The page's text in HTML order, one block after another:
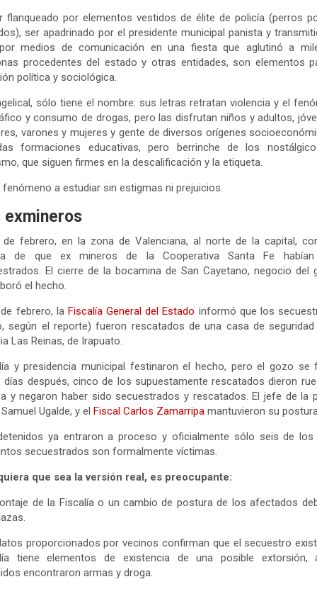
flanqueado por elementos vestidos de élite de policía (perros
ser apadrinado por el presidente municipal panista y
medios de comunicación en una fiesta que aglutinó a
procedentes del estado y otras entidades, son elementos
política y sociológica.
sólo tiene el nombre: sus letras retratan violencia y el
y consumo de drogas, pero las disfrutan niños y adultos,
varones y mujeres y gente de diversos orígenes
formaciones educativas, pero berrinche de los
que siguen firmes en la descalificación y la etiqueta.
fenómeno a estudiar sin estigmas ni prejuicios.
exmineros
de febrero, en la zona de Valenciana, al norte de la capital,
de que ex mineros de la Cooperativa Santa Fe
El cierre de la bocamina de San Cayetano, negocio del
el hecho.
febrero, la Fiscalía General del Estado informó que los
según el reporte) fueron rescatados de una casa de
Las Reinas, de Irapuato.
y presidencia municipal festinaron el hecho, pero el gozo se
días después, cinco de los supuestamente rescatados dieron
y negaron haber sido secuestrados y rescatados. El jefe de la
Ugalde, y el Fiscal Carlos Zamarripa mantuvieron su
ya entraron a proceso y oficialmente sólo seis de
secuestrados son formalmente víctimas.
que sea la versión real, es preocupante:
de la Fiscalía o un cambio de postura de los afectados
proporcionados por vecinos confirman que el secuestro
tiene elementos de existencia de una posible extorsión,
encontraron armas y droga.